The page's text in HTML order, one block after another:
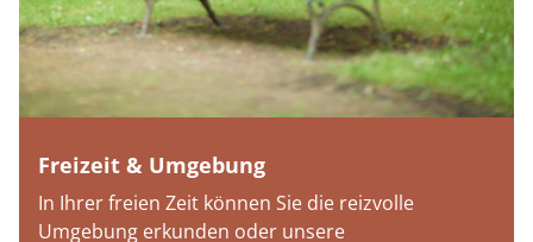
Freizeit & Umgebung
In Ihrer freien Zeit können Sie die reizvolle
Umgebung erkunden oder unsere